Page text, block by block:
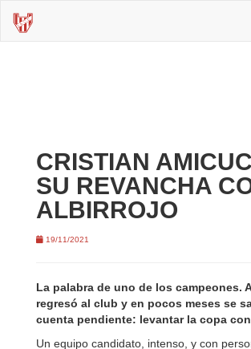
CRISTIAN
SU REVANCHA
ALBIRROJO
19/11/2021
La palabra de uno de los campeones.
regresó al club y en pocos meses se
cuenta pendiente: levantar la copa
Un equipo candidato, intenso, y con